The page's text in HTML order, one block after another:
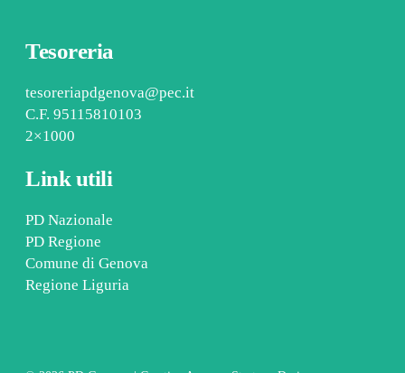
Tesoreria
tesoreriapdgenova@pec.it
C.F. 95115810103
2×1000
Link utili
PD Nazionale
PD Regione
Comune di Genova
Regione Liguria